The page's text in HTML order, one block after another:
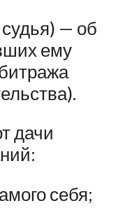
— об
ему
дачи
себя;